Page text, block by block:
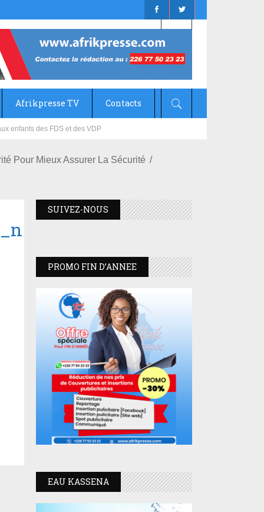
Afrikpresse TV Contacts
Pour Mieux Assurer La Sécurité
SUIVEZ-NOUS
PROMO FIN D’ANNEE
EAU KASSENA